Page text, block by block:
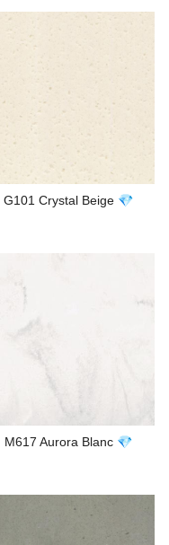
G101 Crystal Beige 💎
M617 Aurora Blanc 💎